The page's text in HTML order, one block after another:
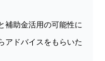
補助金活用の可能性に
アドバイスをもらいた